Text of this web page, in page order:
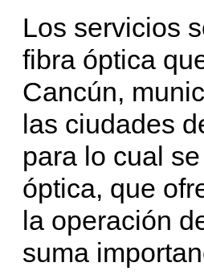
Los servicios
fibra óptica
Cancún,
las ciudades
para lo cual
óptica, que
la operación
suma